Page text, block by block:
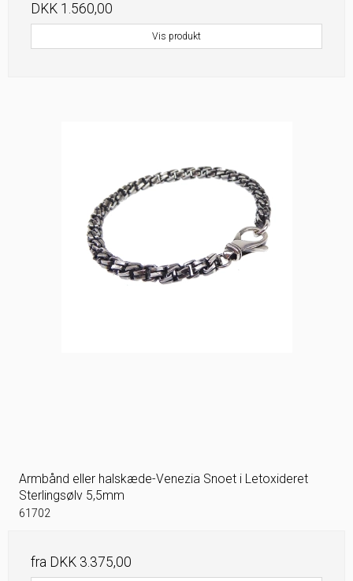
DKK 1.560,00
Vis produkt
Armbånd eller halskæde-Venezia Snoet i Letoxideret
Sterlingsølv 5,5mm
61702
fra DKK 3.375,00